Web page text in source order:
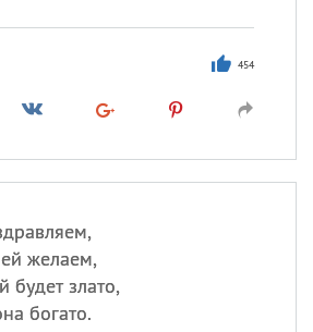
454
желаем,
будет злато,
богато.